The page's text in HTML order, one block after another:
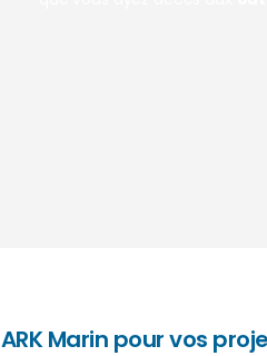
ARK Marin pour vos